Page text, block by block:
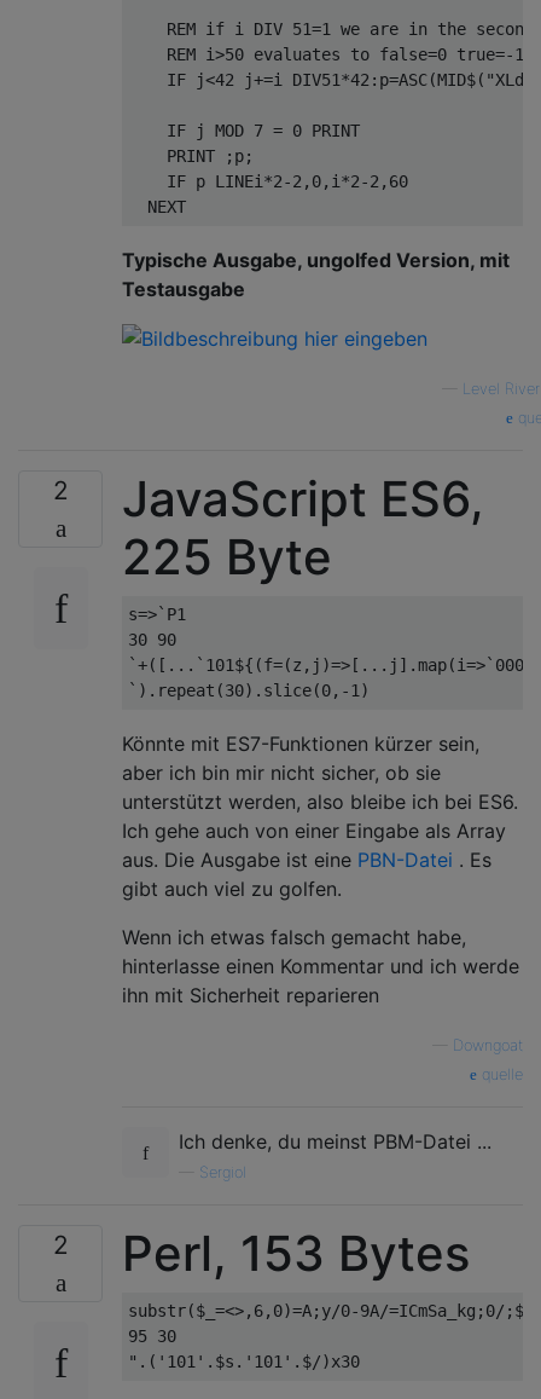
REM if i DIV 51=1 we are in the
REM i>50 evaluates to false=0 true=-
IF j<42 j+=i
IF j MOD 7 = 0 PRINT
PRINT ;p;
IF p LINEi*2-2,0,i*2-2,60
Typische Ausgabe, ungolfed Version, mit
Testausgabe
Level
2
JavaScript ES6,
225 Byte
s=>`P1
30 90
Könnte mit ES7-Funktionen kürzer sein,
aber ich bin mir nicht sicher, ob sie
unterstützt werden, also bleibe ich bei ES6.
Ich gehe auch von einer Eingabe als Array
aus. Die Ausgabe ist eine PBN-Datei . Es
gibt auch viel zu golfen.
Wenn ich etwas falsch gemacht habe,
hinterlasse einen Kommentar und ich werde
ihn mit Sicherheit reparieren
Downgoat
quelle
Ich denke, du meinst PBM-Datei ...
Sergiol
2 Perl, 153 Bytes
substr($_=<>,6,0)=A;y/0-9A/=ICmSa_kg;0/
95 30